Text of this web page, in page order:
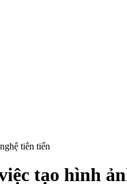
tiên tiến
tạo hình